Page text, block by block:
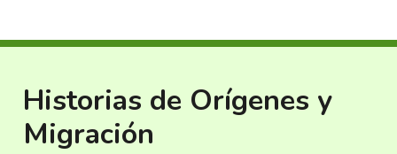
Historias de Orígenes y
Migración